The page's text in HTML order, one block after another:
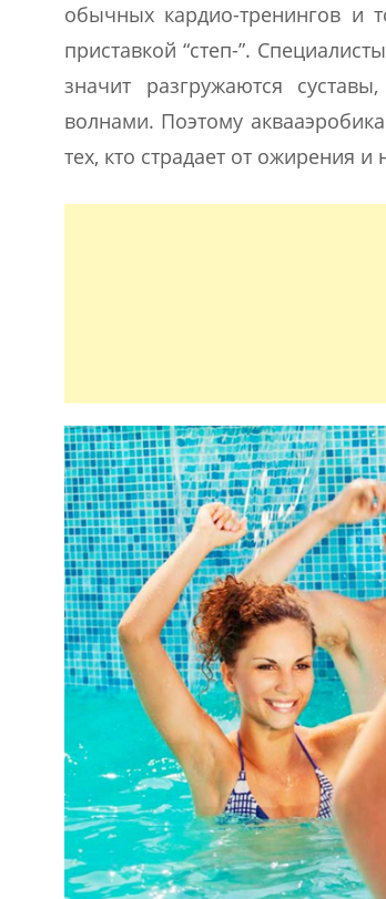
обычных кардио-тренингов и
приставкой “степ-”.
значит разгружаются
волнами. Поэтому
тех, кто страдает от ожирения